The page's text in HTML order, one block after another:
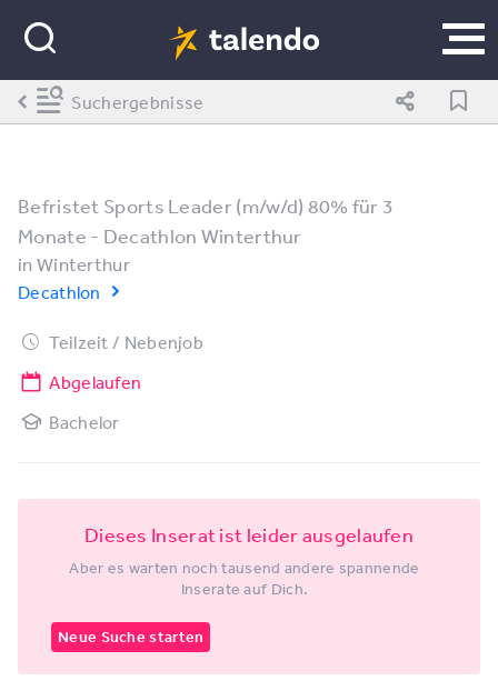
Befristet Sports Leader (m/w/d) 80% für 3
Monate - Decathlon Winterthur
inWinterthur
Decathlon
Teilzeit / Nebenjob
Abgelaufen
Bachelor
Dieses Inserat ist leider ausgelaufen
Aber es warten noch tausend andere spannende
Inserate auf Dich.
Neue Suche starten
Suchergebnisse